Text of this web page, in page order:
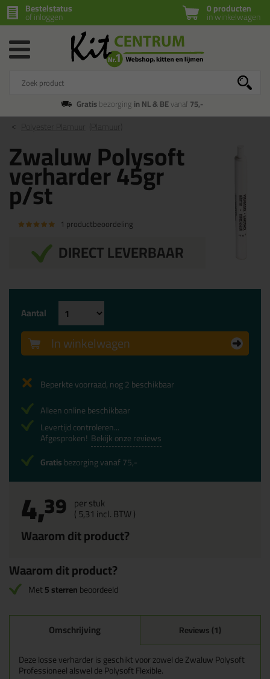
0 producten
in winkelwagen
Bestelstatus
of inloggen
Gratisbezorging in NL & BEvanaf75,-
Zwaluw Polysoft
verharder 45gr
p/st
1 productbeoordeling
DIRECT LEVERBAAR
4,39 per stuk
(5,31 incl. BTW )
Waarom dit product?
Aantal
In winkelwagen
Beperkte voorraad, nog 2 beschikbaar
Alleen online beschikbaar
Levertijd controleren...
Afgesproken! Bekijk onze reviews
Gratisbezorging vanaf 75,-
Waarom dit product?
Met5 sterrenbeoordeeld
Omschrijving
Reviews (1)
Deze losse verharder is geschikt voor zowel de Zwaluw Polysoft
Professioneel alswel de Polysoft Flexible.